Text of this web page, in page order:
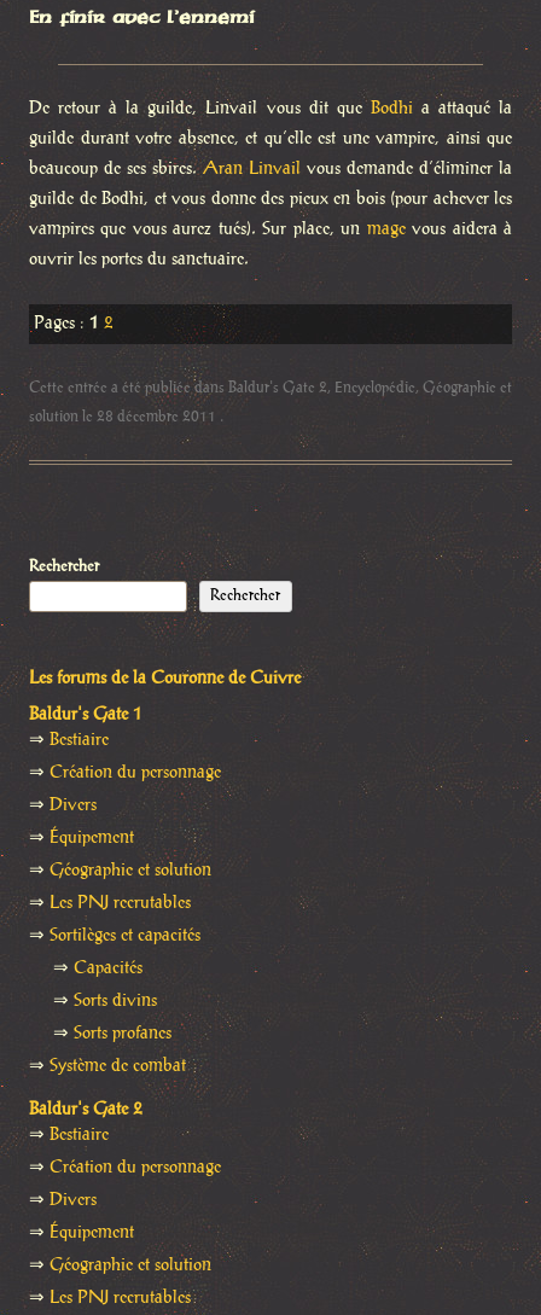
En finir avec l’ennemi
De retour à la guilde, Linvail vous dit que Bodhia attaqué la
guilde durant votre absence, et qu’elle est une vampire, ainsi que
beaucoup de ses sbires.Aran Linvail vous demande d’éliminer la
guilde de Bodhi, et vous donne des pieux en bois (pour achever les
vampires que vous aurez tués). Sur place, un magevous aidera à
ouvrir les portes du sanctuaire.
Pages : 1 2
Cette entrée a été publiée dans Baldur's Gate 2, Encyclopédie, Géographie et
solution le 28 décembre 2011 .
Rechercher
Rechercher
Les forums de la Couronne de Cuivre
Baldur's Gate 1
⇒ Bestiaire
⇒ Création du personnage
⇒ Divers
⇒ Équipement
⇒ Géographie et solution
⇒ Les PNJ recrutables
⇒ Sortilèges et capacités
⇒ Capacités
⇒ Sorts divins
⇒ Sorts profanes
⇒ Système de combat
Baldur's Gate 2
⇒ Bestiaire
⇒ Création du personnage
⇒ Divers
⇒ Équipement
⇒ Géographie et solution
⇒ Les PNJ recrutables